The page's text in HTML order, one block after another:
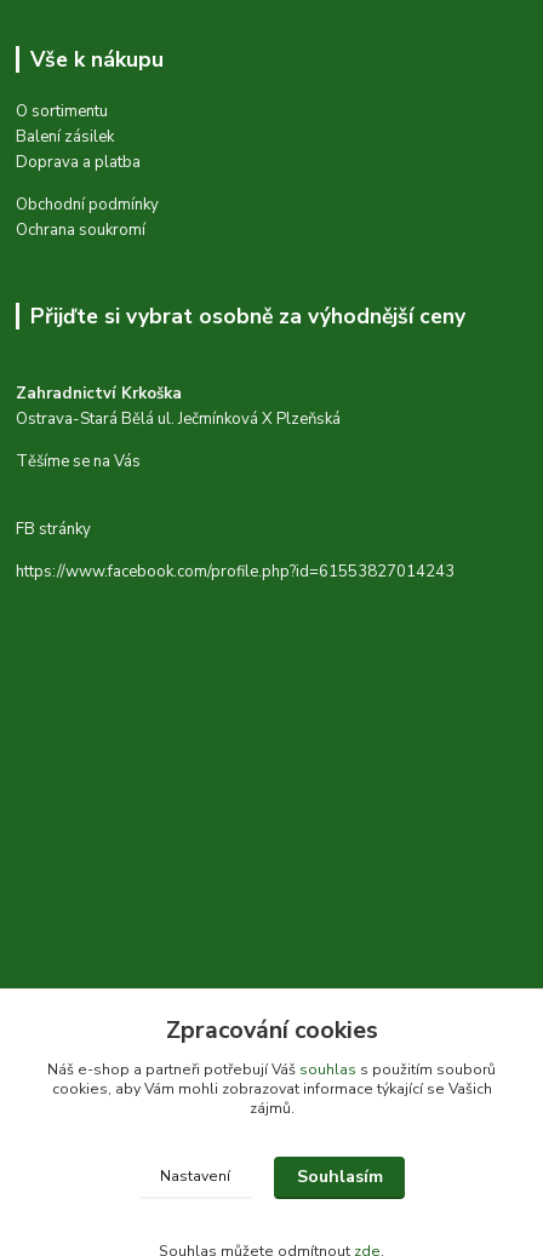
Vše k nákupu
O sortimentu
Balení zásilek
Doprava a platba
Obchodní podmínky
Ochrana soukromí
Přijďte si vybrat osobně za výhodnější ceny
Zahradnictví Krkoška
Ostrava-Stará Bělá ul. Ječmínková X Plzeňská
Těšíme se na Vás
FB stránky
https://www.facebook.com/profile.php?id=61553827014243
+420 604 310 066
© Bylinky Krkoška 2020-2026
Zpracování cookies
Náš e-shop a partneři potřebují Váš souhlas s použitím souborů
cookies, aby Vám mohli zobrazovat informace týkající se Vašich
zájmů.
Nastavení Souhlasím
Souhlas můžete odmítnout zde.